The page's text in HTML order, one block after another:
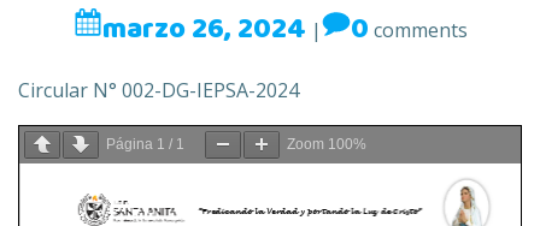
marzo 26, 2024 | 0 comments
Circular N° 002-DG-IEPSA-2024
Página 1 / 1 Zoom 100%